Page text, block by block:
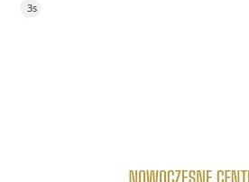
1s
link do strony Centrum